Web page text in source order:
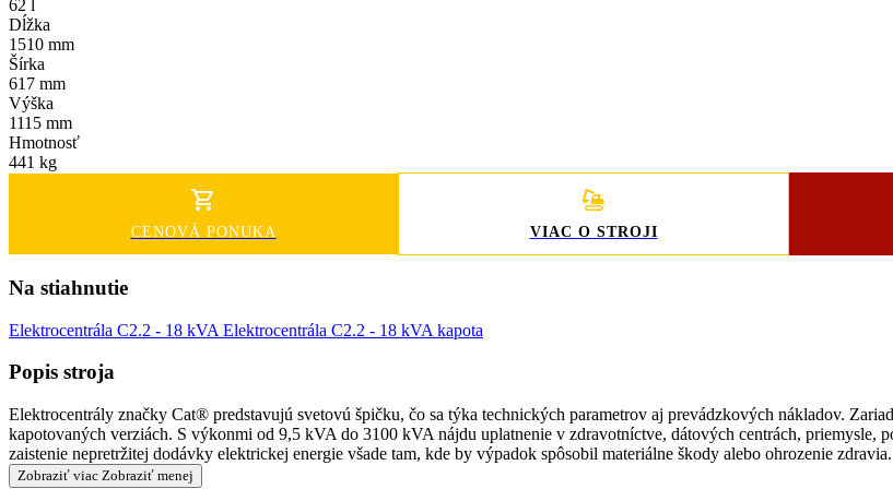
62 l
Dĺžka
1510 mm
Šírka
617 mm
Výška
1115 mm
Hmotnosť
441 kg
CENOVÁ PONUKA VIAC O STROJI
Na stiahnutie
Elektrocentrála C2.2 - 18 kVA Elektrocentrála C2.2 - 18 kVA kapota
Popis stroja
Elektrocentrály značky Cat® predstavujú svetovú špičku, čo sa týka technických parametrov aj prevádzkových nákladov.
kapotovaných verziách. S výkonmi od 9,5 kVA do 3100 kVA nájdu uplatnenie v zdravotníctve, dátových centrách, priemysle,
zaistenie nepretržitej dodávky elektrickej energie všade tam, kde by výpadok spôsobil materiálne škody alebo ohrozenie zdravia.
Zobraziť viac Zobraziť menej